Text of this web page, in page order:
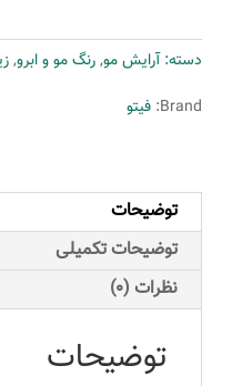
فیتو
شماره
5
میلی
لیتر
رنگ
فندقی
روشن
دسته:آرایش مو,رنگ مو و ابرو,
Brand: فیتو
توضیحات
توضیحات تکمیلی
نظرات (0)
توضیحات